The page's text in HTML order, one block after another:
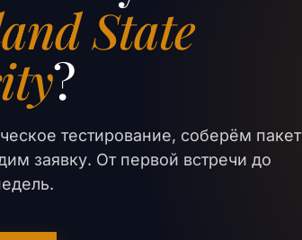
State
?
тестирование, соберём пакет
заявку. От первой встречи до